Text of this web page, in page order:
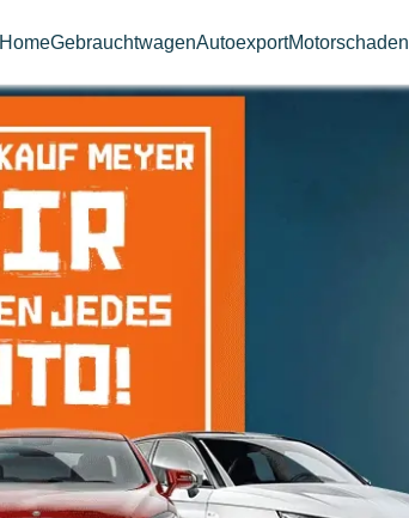
HomeGebrauchtwagenAutoexportMotorschaden